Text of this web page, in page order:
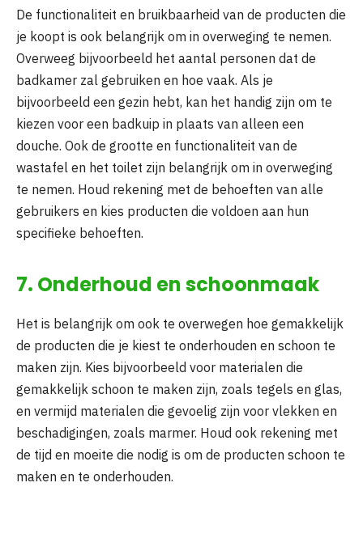
De functionaliteit en bruikbaarheid van de producten die
je koopt is ook belangrijk om in overweging te nemen.
Overweeg bijvoorbeeld het aantal personen dat de
badkamer zal gebruiken en hoe vaak. Als je
bijvoorbeeld een gezin hebt, kan het handig zijn om te
kiezen voor een badkuip in plaats van alleen een
douche. Ook de grootte en functionaliteit van de
wastafel en het toilet zijn belangrijk om in overweging
te nemen. Houd rekening met de behoeften van alle
gebruikers en kies producten die voldoen aan hun
specifieke behoeften.
7. Onderhoud en schoonmaak
Het is belangrijk om ook te overwegen hoe gemakkelijk
de producten die je kiest te onderhouden en schoon te
maken zijn. Kies bijvoorbeeld voor materialen die
gemakkelijk schoon te maken zijn, zoals tegels en glas,
en vermijd materialen die gevoelig zijn voor vlekken en
beschadigingen, zoals marmer. Houd ook rekening met
de tijd en moeite die nodig is om de producten schoon te
maken en te onderhouden.